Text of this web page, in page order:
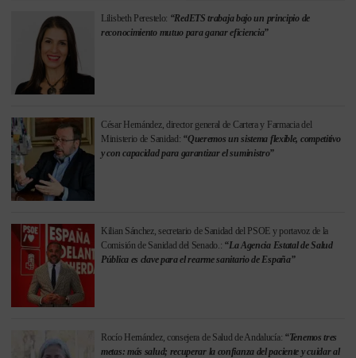
Lilisbeth Perestelo: “RedETS trabaja bajo un principio de
reconocimiento mutuo para ganar eficiencia”
César Hernández, director general de Cartera y Farmacia del
Ministerio de Sanidad: “Queremos un sistema flexible, competitivo
y con capacidad para garantizar el suministro”
Kilian Sánchez, secretario de Sanidad del PSOE y portavoz de la
Comisión de Sanidad del Senado.: “La Agencia Estatal de Salud
Pública es clave para el rearme sanitario de España”
Rocío Hernández, consejera de Salud de Andalucía: “Tenemos tres
metas: más salud; recuperar la confianza del paciente y cuidar al